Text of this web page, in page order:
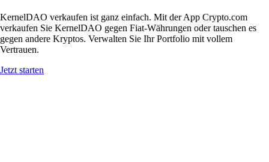
KernelDAO verkaufen ist ganz einfach. Mit der App Crypto.com
verkaufen Sie KernelDAO gegen Fiat-Währungen oder tauschen es
gegen andere Kryptos. Verwalten Sie Ihr Portfolio mit vollem
Vertrauen.
Jetzt starten